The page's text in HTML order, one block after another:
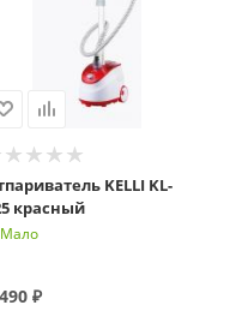
KELLI KL-
красный
Мало
₽